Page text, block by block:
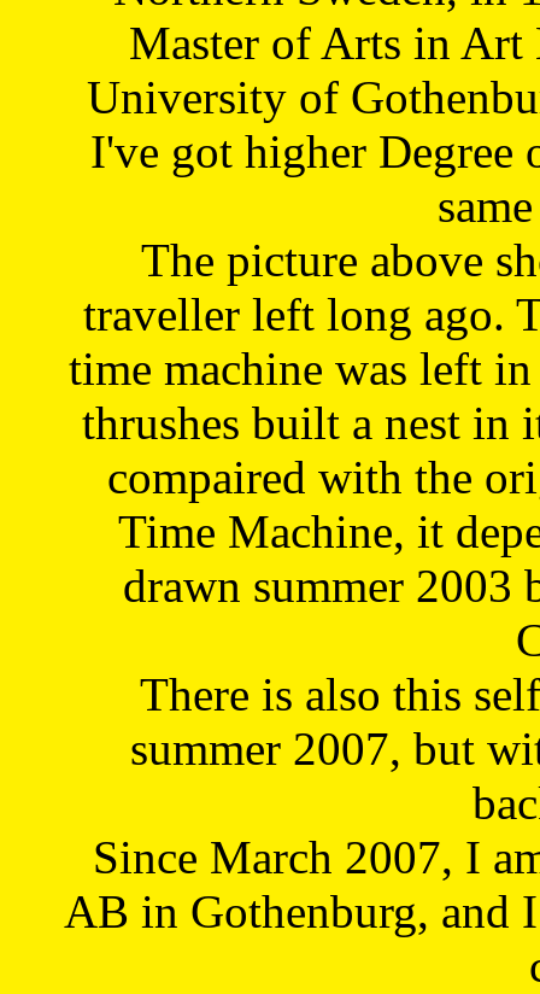
Master of Arts in Art
University of
I've got higher Degree
The picture above
traveller left long ago.
time machine was left
thrushes built a nest in
compaired with the
Time Machine, it
drawn summer 2003
There is also this
summer 2007, but
Since March 2007, I
AB in Gothenburg, and